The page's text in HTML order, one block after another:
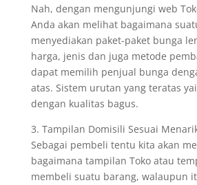
Nah, dengan mengunjungi web
Anda akan melihat bagaimana
menyediakan paket-paket bunga
harga, jenis dan juga metode
dapat memilih penjual bunga
atas. Sistem urutan yang teratas
dengan kualitas bagus.
3. Tampilan Domisili Sesuai
Sebagai pembeli tentu kita akan
bagaimana tampilan Toko atau
membeli suatu barang, walaupun